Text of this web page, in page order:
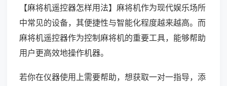
【麻将机遥控器怎样用法】麻将机作为现代娱乐场所
中常见的设备，其便捷性与智能化程度越来越高。而
麻将机遥控器作为控制麻将机的重要工具，能够帮助
用户更高效地操作机器。
若你在仪器使用上需要帮助，想获取一对一指导，添